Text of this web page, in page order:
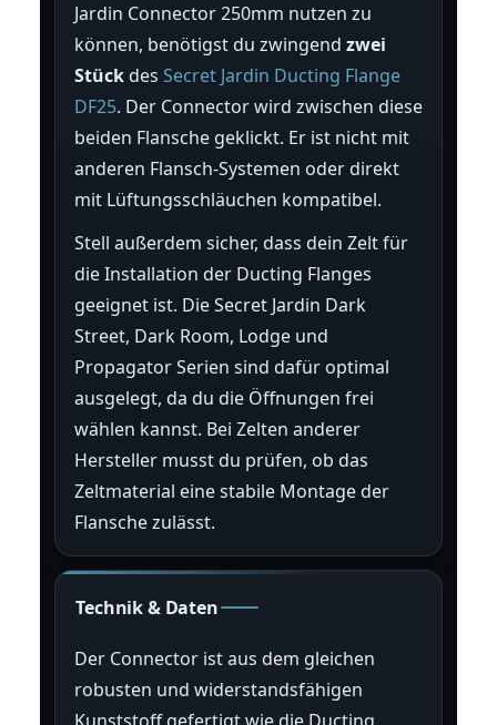
Jardin Connector 250mm nutzen zu
können, benötigst du zwingend zwei
Stückdes Secret Jardin Ducting Flange
DF25. Der Connector wird zwischen diese
beiden Flansche geklickt. Er ist nicht mit
anderen Flansch-Systemen oder direkt
mit Lüftungsschläuchen kompatibel.
Stell außerdem sicher, dass dein Zelt für
die Installation der Ducting Flanges
geeignet ist. Die Secret Jardin Dark
Street, Dark Room, Lodge und
Propagator Serien sind dafür optimal
ausgelegt, da du die Öffnungen frei
wählen kannst. Bei Zelten anderer
Hersteller musst du prüfen, ob das
Zeltmaterial eine stabile Montage der
Flansche zulässt.
Technik & Daten
Der Connector ist aus dem gleichen
robusten und widerstandsfähigen
Kunststoff gefertigt wie die Ducting